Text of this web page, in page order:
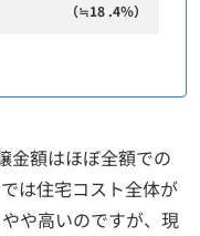
（≒18 .4％）
金額はほぼ全額での
は住宅コスト全体が
や高いのですが、現